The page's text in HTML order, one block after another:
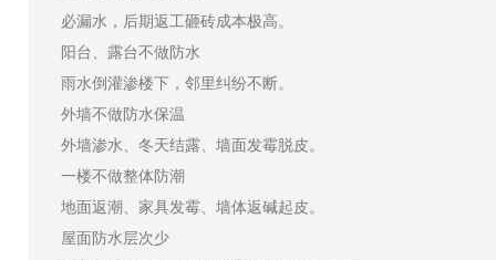
必漏水，后期返工砸砖成本极高。
阳台、露台不做防水
雨水倒灌渗楼下，邻里纠纷不断。
外墙不做防水保温
外墙渗水、冬天结露、墙面发霉脱皮。
一楼不做整体防潮
地面返潮、家具发霉、墙体返碱起皮。
屋面防水层次少